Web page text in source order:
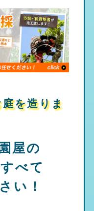
を造りま
屋の
べて
い！